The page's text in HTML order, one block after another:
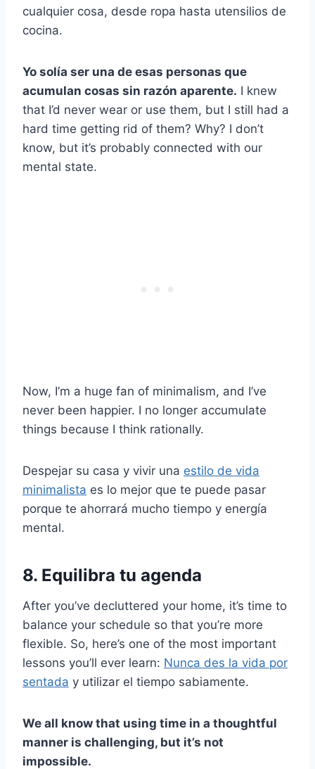
cualquier cosa, desde ropa hasta utensilios de
cocina.
Yo solía ser una de esas personas que
acumulan cosas sin razón aparente. I knew
that I’d never wear or use them, but I still had a
hard time getting rid of them? Why? I don’t
know, but it’s probably connected with our
mental state.
Now, I’m a huge fan of minimalism, and I’ve
never been happier. I no longer accumulate
things because I think rationally.
Despejar su casa y vivir una estilo de vida
minimalista es lo mejor que te puede pasar
porque te ahorrará mucho tiempo y energía
mental.
8. Equilibra tu agenda
After you’ve decluttered your home, it’s time to
balance your schedule so that you’re more
flexible. So, here’s one of the most important
lessons you’ll ever learn: Nunca des la vida por
sentada y utilizar el tiempo sabiamente.
We all know that using time in a thoughtful
manner is challenging, but it’s not
impossible.